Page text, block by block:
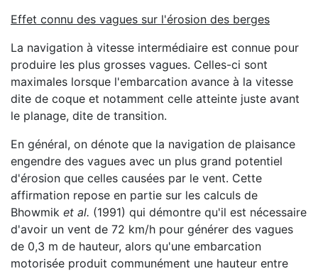
Effet connu des vagues sur l'érosion des berges
La navigation à vitesse intermédiaire est connue pour
produire les plus grosses vagues. Celles-ci sont
maximales lorsque l'embarcation avance à la vitesse
dite de coque et notamment celle atteinte juste avant
le planage, dite de transition.
En général, on dénote que la navigation de plaisance
engendre des vagues avec un plus grand potentiel
d'érosion que celles causées par le vent. Cette
affirmation repose en partie sur les calculs de
Bhowmik et al. (1991) qui démontre qu'il est nécessaire
d'avoir un vent de 72 km/h pour générer des vagues
de 0,3 m de hauteur, alors qu'une embarcation
motorisée produit communément une hauteur entre